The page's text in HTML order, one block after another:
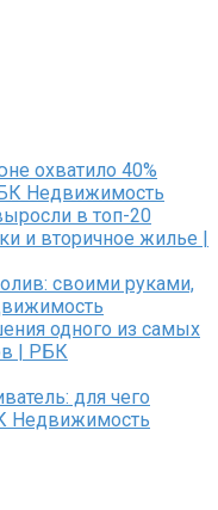
охватило 40%
Недвижимость
в топ-20
и вторичное жилье |
своими руками,
одного из самых
| РБК
для чего
Недвижимость